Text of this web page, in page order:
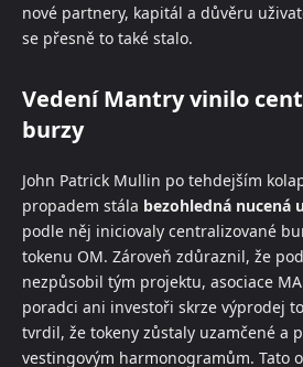
nové partnery, kapitál a důvěru
se přesně to také stalo.
Vedení Mantry vinilo
burzy
John Patrick Mullin po tehdejším
propadem stála bezohledná nucená
podle něj iniciovaly centralizované
tokenu OM. Zároveň zdůraznil, že
nezpůsobil tým projektu, asociace
poradci ani investoři skrze výprodej
tvrdil, že tokeny zůstaly uzamčené a
vestingovým harmonogramům. Tato